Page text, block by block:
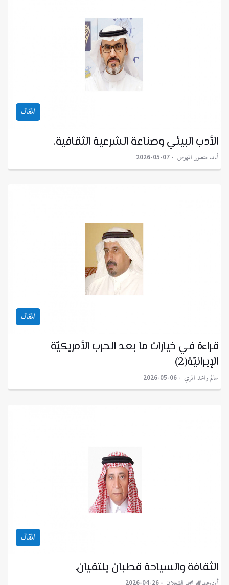
المقال
الأدب البيئي وصناعة الشرعية الثقافية.
أ.د. منصور المهوس 2026-05-07
المقال
قراءة في خيارات ما بعد الحرب الأمريكيّة
الإيرانيّة(2)
سالم راشد المري 2026-05-06
المقال
الثقافة والسياحة قطبان يلتقيان.
2026-04-26